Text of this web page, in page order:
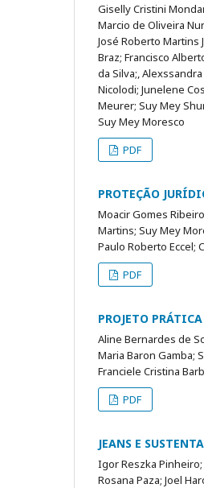
Giselly Cristini
Marcio de Oliveira
José Roberto Martins
Braz; Francisco
da Silva;,
Nicolodi; Junelene
Meurer; Suy Mey
Suy Mey Moresco
PDF
PROTEÇÃO
Moacir Gomes
Martins; Suy Mey
Paulo Roberto Eccel;
PDF
PROJETO
Aline Bernardes de
Maria Baron Gamba;
Franciele Cristina
PDF
JEANS E
Igor Reszka Pinheiro;
Rosana Paza; Joel